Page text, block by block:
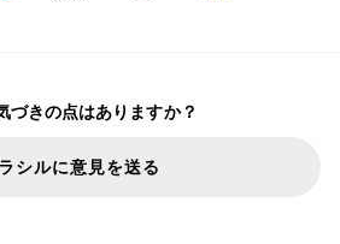
づきの点はありますか？
シルに意見を送る